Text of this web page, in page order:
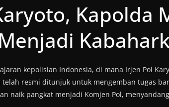
Kapolda
kepolisian Indonesia, di mana Irjen Pol
telah resmi ditunjuk untuk mengemban tugas
naik pangkat menjadi Komjen Pol,